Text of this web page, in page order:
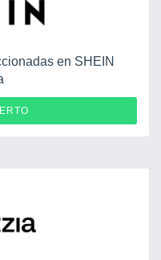
en SHEIN